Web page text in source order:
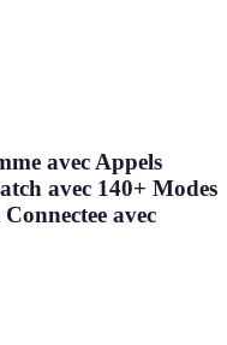
avec Appels
avec 140+ Modes
avec